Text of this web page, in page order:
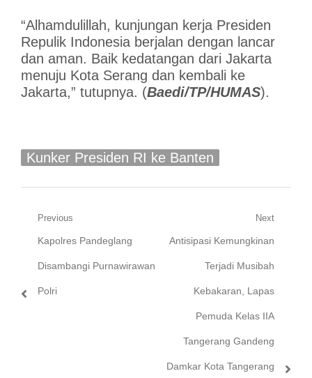
“Alhamdulillah, kunjungan kerja Presiden
Repulik Indonesia berjalan dengan lancar
dan aman. Baik kedatangan dari Jakarta
menuju Kota Serang dan kembali ke
Jakarta,” tutupnya. (Baedi/TP/HUMAS).
Kunker Presiden RI ke Banten
Navigasi
pos
Previous
Previous
post:
Kapolres Pandeglang
Disambangi Purnawirawan
Polri
Next
Next
Antisipasi Kemungkinan
Terjadi Musibah
Kebakaran, Lapas
Pemuda Kelas IIA
Tangerang Gandeng
Damkar Kota Tangerang